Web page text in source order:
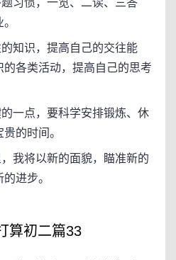
习惯，一览、二读、三答
知识，提高自己的交往能
各类活动，提高自己的思考
一点，要科学安排锻炼、休
的时间。
我将以新的面貌，瞄准新的
进步。
算初二篇33